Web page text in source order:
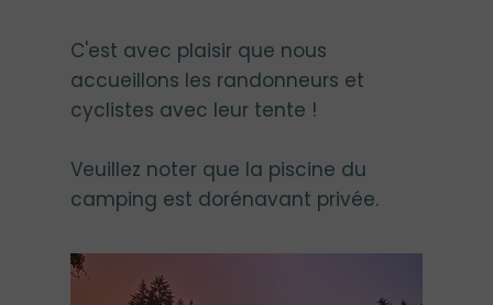
C'est avec plaisir que nous
accueillons les randonneurs et
cyclistes avec leur tente !
Veuillez noter que la piscine du
camping est dorénavant privée.